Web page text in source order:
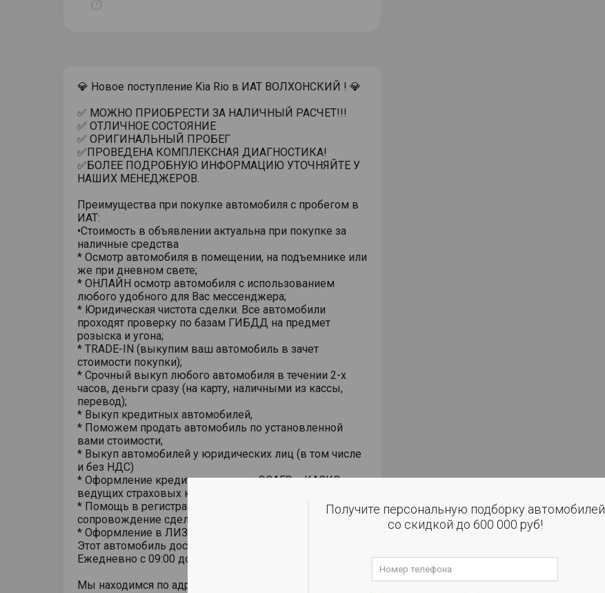
Показать
💎 Новое поступление Kia Rio в ИАТ ВОЛХОНСКИЙ ! 💎
✅ МОЖНО ПРИОБРЕСТИ ЗА НАЛИЧНЫЙ РАСЧЕТ!!!
✅ ОТЛИЧНОЕ СОСТОЯНИЕ
✅ ОРИГИНАЛЬНЫЙ ПРОБЕГ
✅ПРОВЕДЕНА КОМПЛЕКСНАЯ ДИАГНОСТИКА!
✅БОЛЕЕ ПОДРОБНУЮ ИНФОРМАЦИЮ УТОЧНЯЙТЕ У
НАШИХ МЕНЕДЖЕРОВ.
Преимущества при покупке автомобиля с пробегом в
ИАТ:
•Стоимость в объявлении актуальна при покупке за
наличные средства
* Осмотр автомобиля в помещении, на подъемнике или
же при дневном свете;
* ОНЛАЙН осмотр автомобиля с использованием
любого удобного для Вас мессенджера;
* Юридическая чистота сделки. Все автомобили
проходят проверку по базам ГИБДД на предмет
розыска и угона;
* TRADE-IN (выкупим ваш автомобиль в зачет
стоимости покупки);
* Срочный выкуп любого автомобиля в течении 2-х
часов, деньги сразу (на карту, наличными из кассы,
перевод);
* Выкуп кредитных автомобилей,
* Поможем продать автомобиль по установленной
вами стоимости;
* Выкуп автомобилей у юридических лиц (в том числе
и без НДС)
* Оформление кредита, страховки ОСАГО и КАСКО от
ведущих страховых компаний;
* Помощь в регистрации автомобиля в ГИБДД, полное
сопровождение сделки;
* Оформление в ЛИЗИНГ.
Этот автомобиль доступен к просмотру
Ежедневно с 09:00 до 21:00
Мы находимся по адресу:
Получите персональную подборку автомобилей
со скидкой до 600 000 руб!